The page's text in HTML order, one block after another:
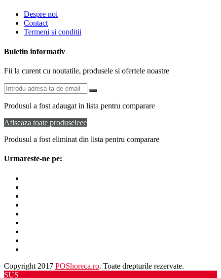
Despre noi
Contact
Termeni si conditii
Buletin informativ
Fii la curent cu noutatile, produsele si ofertele noastre
Produsul a fost adaugat in lista pentru comparare
Afiseaza toate produseleee
Produsul a fost eliminat din lista pentru comparare
Urmareste-ne pe:
Copyright 2017 POShoreca.ro. Toate drepturile rezervate.
SUS